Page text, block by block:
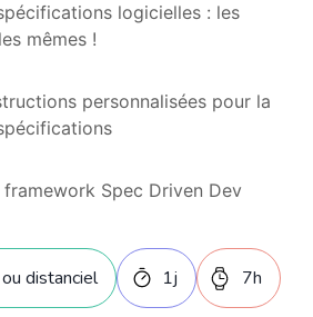
logicielles : les
mêmes !
personnalisées pour la
Spec Driven Dev
distanciel 1j 7h